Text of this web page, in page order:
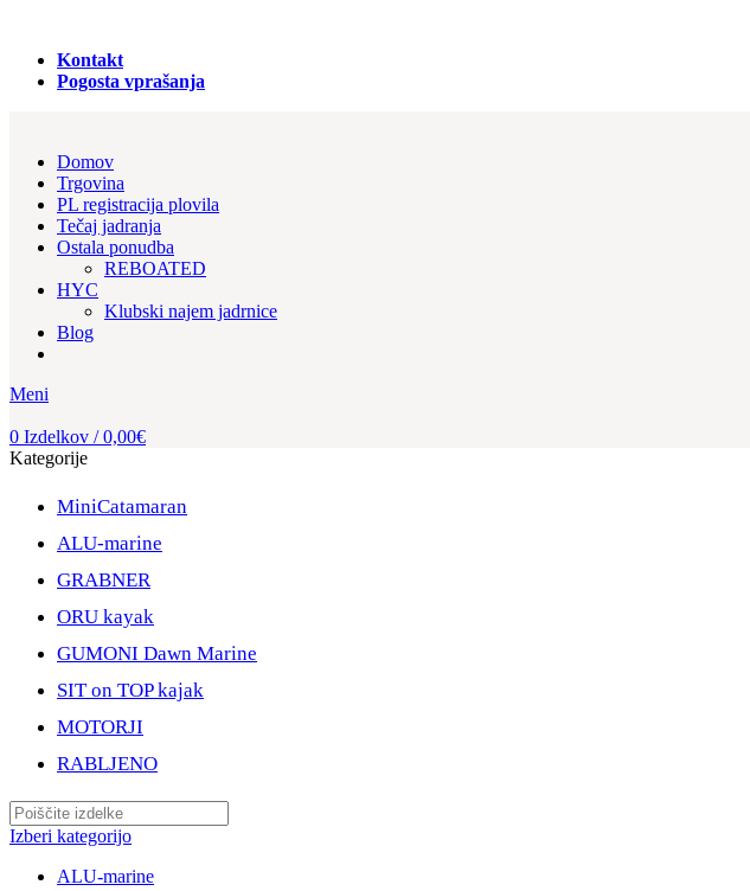
Kontakt
Pogosta vprašanja
Domov
Trgovina
PL registracija plovila
Tečaj jadranja
Ostala ponudba
REBOATED
HYC
Klubski najem jadrnice
Blog
Meni
0 Izdelkov / 0,00€
Kategorije
MiniCatamaran
ALU-marine
GRABNER
ORU kayak
GUMONI Dawn Marine
SIT on TOP kajak
MOTORJI
RABLJENO
Izberi kategorijo
ALU-marine